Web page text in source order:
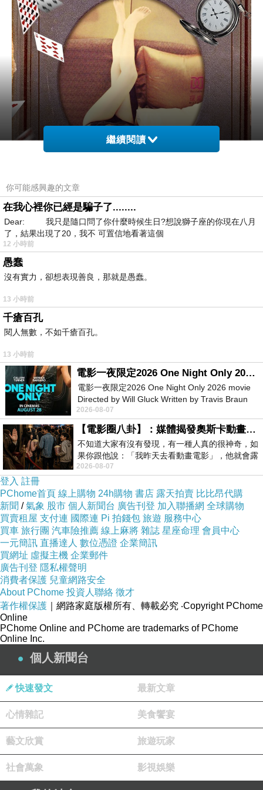
由衷
由衷
繼續閱讀
你可能感興趣的文章
在我心裡你已經是騙子了........
Dear: 我只是隨口問了你什麼時候生日?想說獅子座的你現在八月
了，結果出現了20，我不 可置信地看著這個
12 小時前
愚蠢
沒有實力，卻想表現善良，那就是愚蠢。
13 小時前
千瘡百孔
閱人無數，不如千瘡百孔。
13 小時前
電影一夜限定2026 One Night Only 2026 movie
電影一夜限定2026 One Night Only 2026 movie
Directed by Will Gluck Written by Travis Braun
Starring Monica Barbaro
2026-08-07
【電影圈八卦】：媒體揭發奧斯卡動畫項目投票醜聞！好萊塢為什麼看不起動畫電影？
不知道大家有沒有發現，有一種人真的很神奇，如
果你跟他說：「我昨天去看動畫電影」，他就會露
出一種慈祥的微笑，然後問你是不是陪小
2026-08-07
登入 註冊
PChome首頁 線上購物 24h購物 書店 露天拍賣 比比昂代購
新聞 /氣象 股市 個人新聞台 廣告刊登 加入聯播網 全球購物
買賣租屋 支付連 國際連 Pi 拍錢包 旅遊 服務中心
買車 旅行團 汽車險推薦 線上麻將 雜誌 星座命理 會員中心
一元簡訊 直播達人 數位憑證 企業簡訊
買網址 虛擬主機 企業郵件
廣告刊登 隱私權聲明
消費者保護 兒童網路安全
About PChome 投資人聯絡 徵才
著作權保護 ｜網路家庭版權所有、轉載必究 ‧Copyright PChome
Online
PChome Online and PChome are trademarks of PChome
Online Inc.
個人新聞台
快速發文 最新文章
心情雜記 美食饗宴
藝文欣賞 旅遊玩家
社會萬象 影視娛樂